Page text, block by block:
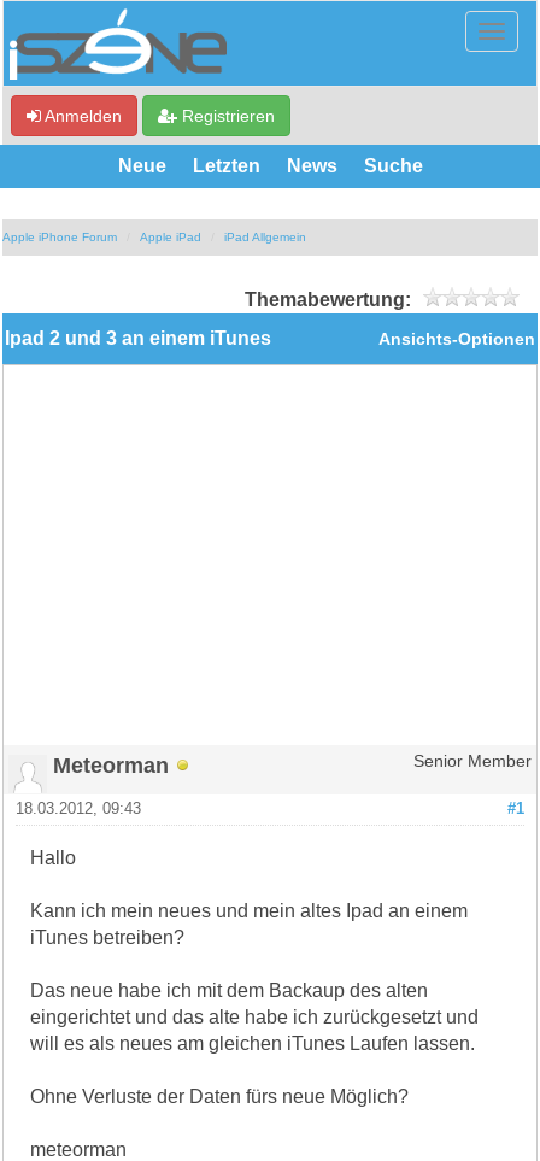
Anmelden Registrieren
Neue Letzten News Suche
Apple iPhone Forum Apple iPad iPad Allgemein
Themabewertung:
Ansichts-Optionen
Ipad 2 und 3 an einem iTunes
Meteorman Senior Member
#1
18.03.2012, 09:43
Hallo
Kann ich mein neues und mein altes Ipad an einem
iTunes betreiben?
Das neue habe ich mit dem Backaup des alten
eingerichtet und das alte habe ich zurückgesetzt und
will es als neues am gleichen iTunes Laufen lassen.
Ohne Verluste der Daten fürs neue Möglich?
meteorman